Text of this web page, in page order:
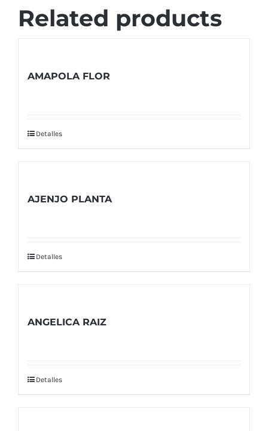
Related products
AMAPOLA FLOR
Detalles
AJENJO PLANTA
Detalles
ANGELICA RAIZ
Detalles